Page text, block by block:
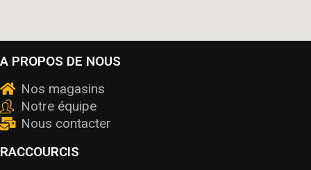
A PROPOS DE NOUS
Nos magasins
Notre équipe
Nous contacter
RACCOURCIS